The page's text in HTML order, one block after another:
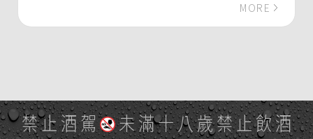
MORE
禁止酒駕 未滿十八歲禁止飲酒